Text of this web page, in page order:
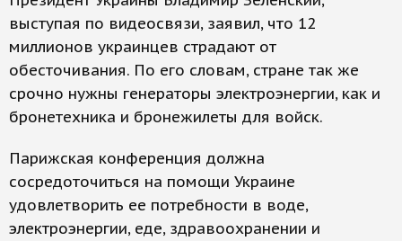
выступая по видеосвязи, заявил, что 12
миллионов украинцев страдают от
обесточивания. По его словам, стране так же
срочно нужны генераторы электроэнергии, как и
бронетехника и бронежилеты для войск.
Парижская конференция должна
сосредоточиться на помощи Украине
удовлетворить ее потребности в воде,
электроэнергии, еде, здравоохранении и